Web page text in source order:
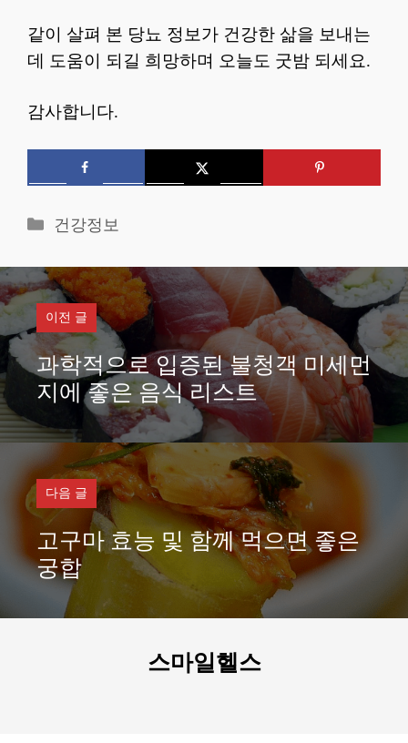
같이 살펴 본 당뇨 정보가 건강한 삶을 보내는
데 도움이 되길 희망하며 오늘도 굿밤 되세요.
감사합니다.
카
고
리
건강정보
이전 글
과학적으로 입증된 불청객 미세먼
지에 좋은 음식 리스트
다음 글
고구마 효능 및 함께 먹으면 좋은
궁합
스마일헬스